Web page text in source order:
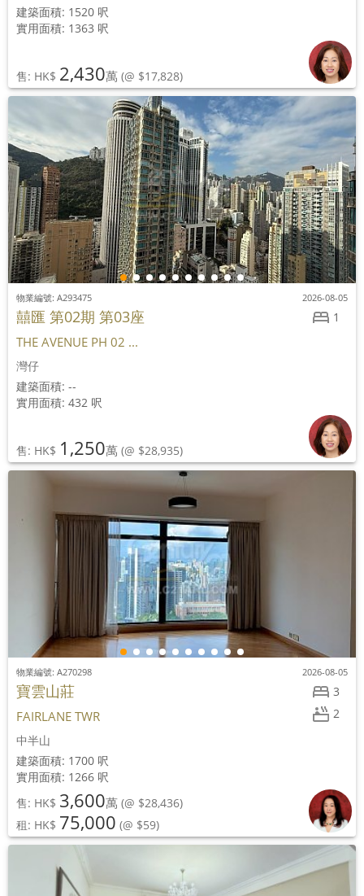
建築面積: 1520 呎
實用面積: 1363 呎
售: HK$ 2,430萬 (@ $17,828)
1
物業編號: A293475 2026-08-05
囍匯 第02期 第03座
THE AVENUE PH 02 ...
灣仔
建築面積: --
實用面積: 432 呎
售: HK$ 1,250萬 (@ $28,935)
3
2
物業編號: A270298 2026-08-05
寶雲山莊
FAIRLANE TWR
中半山
建築面積: 1700 呎
實用面積: 1266 呎
售: HK$ 3,600萬 (@ $28,436)
租: HK$ 75,000 (@ $59)